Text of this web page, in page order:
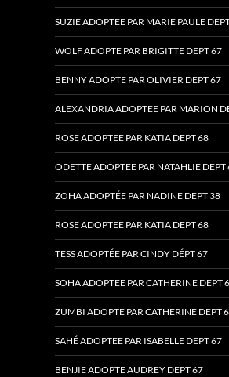
SUZIE ADOPTEE PAR MARIE PAULE
WOLF ADOPTE PAR BRIGITTE DEPT 67
BENNY ADOPTE PAR OLIVIER DEPT 67
ALEXANDRIA ADOPTEE PAR MARION
ROSE ADOPTEE PAR KATIA DEPT 68
ODETTE ADOPTEE PAR NATAHLIE DEPT
ZOHA ADOPTÉE PAR NADINE DEPT 38
ROSE ADOPTEE PAR KATIA DEPT 68
TESS ADOPTÉE PAR CINDY DÉPT 67
SOHA ADOPTEE PAR CATHERINE DEPT
ZUMBI ADOPTE PAR CATHERINE DEPT
SAHÉ ADOPTEE PAR ISABELLE DEPT 67
BENJIE ADOPTE AUDREY DEPT 67